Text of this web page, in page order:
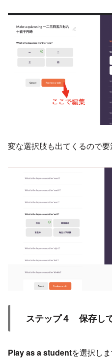
変な選択肢も出てくるので要
ステップ４ 保存し
Play as a studentを選択しま